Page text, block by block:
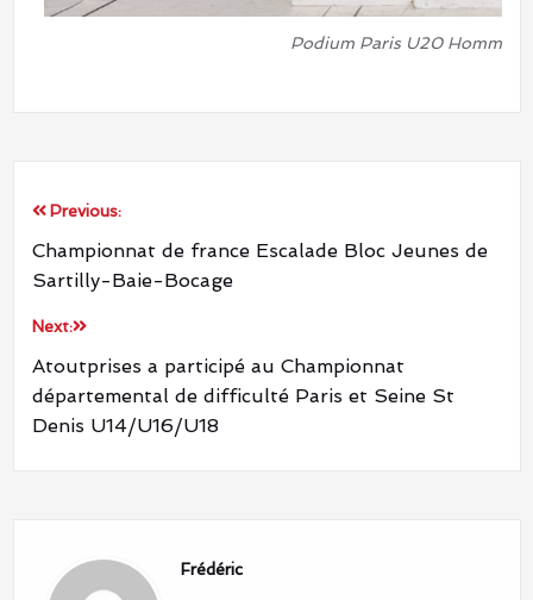
Podium Paris U20 Hommes.
Previous:
Championnat de france Escalade Bloc Jeunes de
Sartilly-Baie-Bocage
Next:
Atoutprises a participé au Championnat
départemental de difficulté Paris et Seine St
Denis U14/U16/U18
Frédéric